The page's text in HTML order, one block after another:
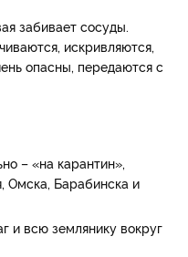
забивает сосуды.
искривляются,
опасны, передаются с
– «на карантин»,
Омска, Барабинска и
и всю землянику вокруг